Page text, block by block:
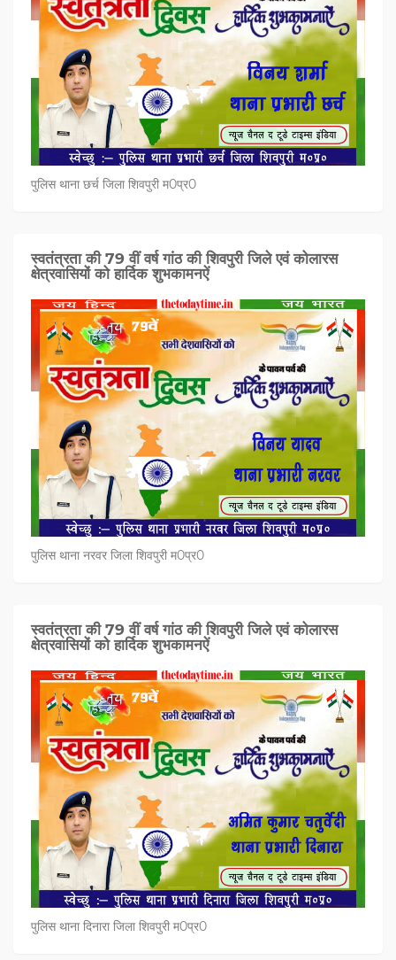
पुलिस थाना छर्च जिला शिवपुरी म0प्र0
स्वतंत्रता की 79 वीं वर्ष गांठ की शिवपुरी जिले एवं कोलारस
क्षेत्रवासियों को हार्दिक शुभकामनऐं
पुलिस थाना नरवर जिला शिवपुरी म0प्र0
स्वतंत्रता की 79 वीं वर्ष गांठ की शिवपुरी जिले एवं कोलारस
क्षेत्रवासियों को हार्दिक शुभकामनऐं
पुलिस थाना दिनारा जिला शिवपुरी म0प्र0